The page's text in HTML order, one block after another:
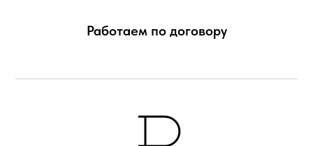
Работаем по договору